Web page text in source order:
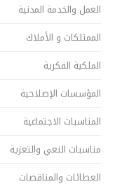
العمل والخدمة المدنية
الممتلكات و الأملاك
الملكية الفكرية
المؤسسات الإصلاحية
المناسبات الاجتماعية
مناسبات النعي والتعزية
العطائات والمناقصات